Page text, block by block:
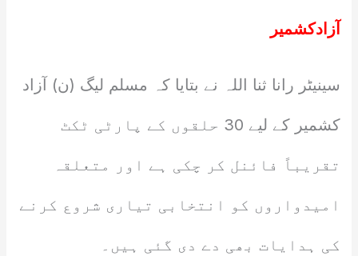
آزادکشمیر
سینیٹر رانا ثنا اللہ نے بتایا کہ مسلم لیگ (ن) آزاد
کشمیر کے لیے 30 حلقوں کے پارٹی ٹکٹ
تقریباً فائنل کر چکی ہے اور متعلقہ
امیدواروں کو انتخابی تیاری شروع کرنے
کی ہدایات بھی دے دی گئی ہیں۔